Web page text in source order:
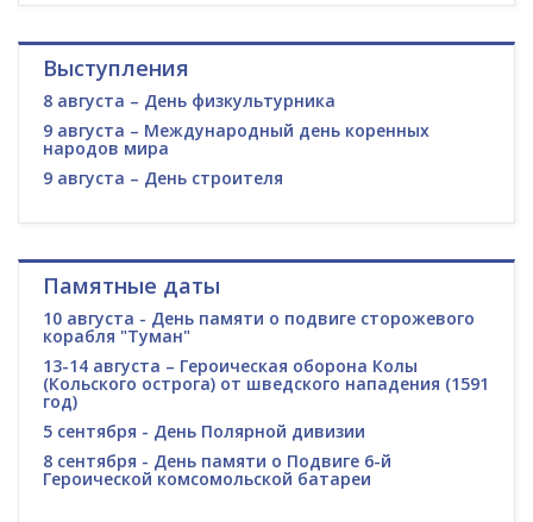
Выступления
8 августа – День физкультурника
9 августа – Международный день коренных
народов мира
9 августа – День строителя
Памятные даты
10 августа - День памяти о подвиге сторожевого
корабля "Туман"
13-14 августа – Героическая оборона Колы
(Кольского острога) от шведского нападения (1591
год)
5 сентября - День Полярной дивизии
8 сентября - День памяти о Подвиге 6-й
Героической комсомольской батареи